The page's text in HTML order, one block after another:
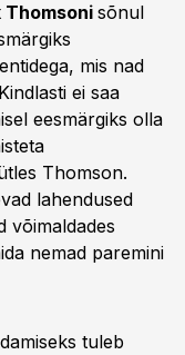
Thomsoni sõnul
mis nad
ei saa
eesmärgiks olla
Thomson.
lahendused
võimaldades
nemad paremini
tuleb